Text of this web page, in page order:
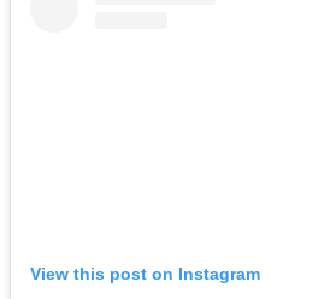
View this post on Instagram